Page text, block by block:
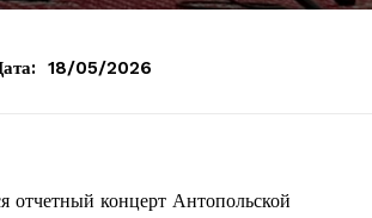
18/05/2026
отчетный концерт Антопольской